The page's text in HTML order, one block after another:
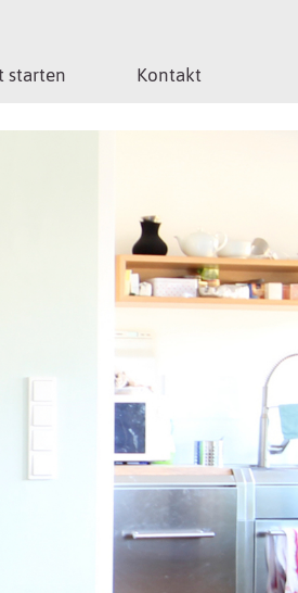
starten Kontakt